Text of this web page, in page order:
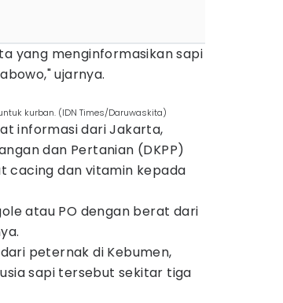
yang menginformasikan sapi
ujarnya.
kurban. (IDN Times/Daruwaskita)
informasi dari Jakarta,
dan Pertanian (DKPP)
cacing dan vitamin kepada
atau PO dengan berat dari
peternak di Kebumen,
sapi tersebut sekitar tiga